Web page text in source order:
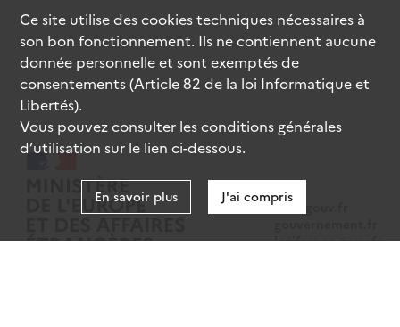
data.gouv.fr
legifrance.gouv.fr
Ce site utilise descookiestechniques nécessaires à
son bon fonctionnement. Ils ne contiennent aucune
donnée personnelle et sont exemptés de
consentements (Article 82 de la loi Informatique et
Libertés).
Vous pouvez consulter les conditions générales
d’utilisation sur le lien ci-dessous.
En savoir plus J'ai compris